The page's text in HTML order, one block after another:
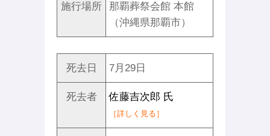
施行場所
那覇葬祭会館 本館
（沖縄県那覇市）
死去日 7月29日
死去者 佐藤吉次郎 氏
［詳しく見る］